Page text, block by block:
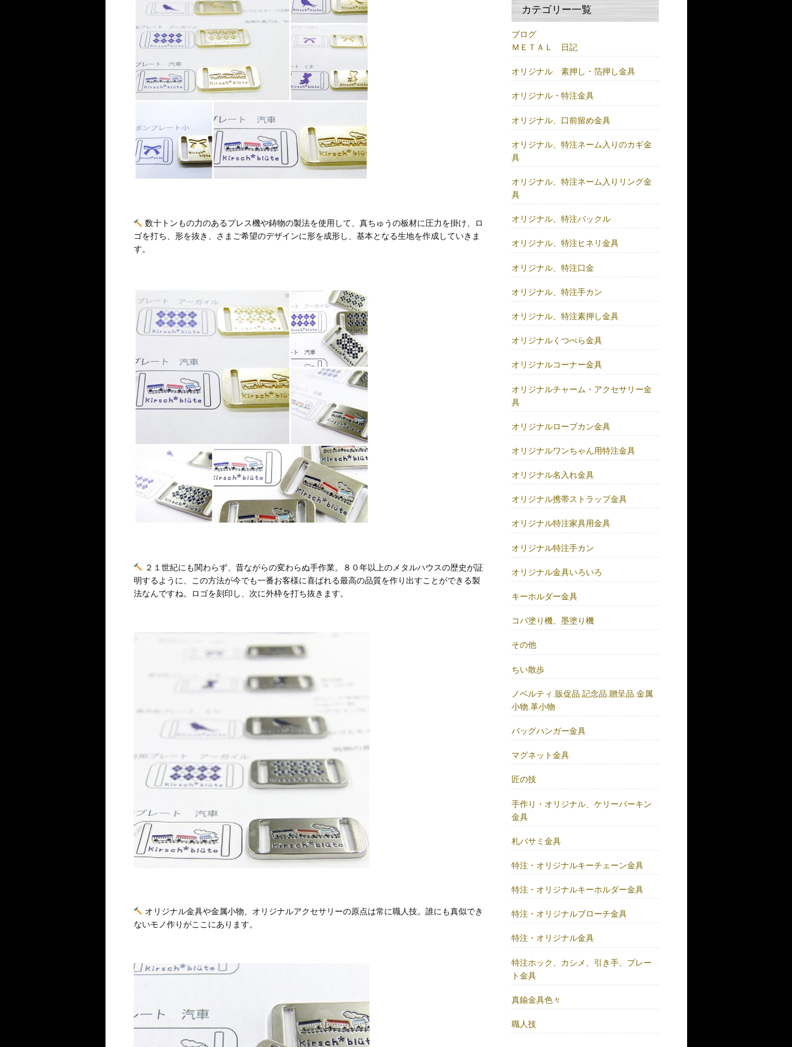
数十トンもの力のあるプレス機や鋳物の製法を使用して、真ちゅうの板材に圧力を掛け、ロ
ゴを打ち、形を抜き、さまご希望のデザインに形を成形し、基本となる生地を作成していきま
す。
２１世紀にも関わらず、昔ながらの変わらぬ手作業。８０年以上のメタルハウスの歴史が証
明するように、この方法が今でも一番お客様に喜ばれる最高の品質を作り出すことができる製
法なんですね。ロゴを刻印し、次に外枠を打ち抜きます。
オリジナル金具や金属小物、オリジナルアクセサリーの原点は常に職人技。誰にも真似でき
ないモノ作りがここにあります。
カテゴリー一覧
ブログ
ＭＥＴＡＬ 日記
オリジナル 素押し・箔押し金具
オリジナル・特注金具
オリジナル、口前留め金具
オリジナル、特注ネーム入りのカギ金
具
オリジナル、特注ネーム入りリング金
具
オリジナル、特注バックル
オリジナル、特注ヒネリ金具
オリジナル、特注口金
オリジナル、特注手カン
オリジナル、特注素押し金具
オリジナルくつべら金具
オリジナルコーナー金具
オリジナルチャーム・アクセサリー金
具
オリジナルロープカン金具
オリジナルワンちゃん用特注金具
オリジナル名入れ金具
オリジナル携帯ストラップ金具
オリジナル特注家具用金具
オリジナル特注手カン
オリジナル金具いろいろ
キーホルダー金具
コバ塗り機、墨塗り機
その他
ちい散歩
ノベルティ.販促品.記念品.贈呈品.金属
小物.革小物
バッグハンガー金具
マグネット金具
匠の技
手作り・オリジナル、ケリーバーキン
金具
札バサミ金具
特注・オリジナルキーチェーン金具
特注・オリジナルキーホルダー金具
特注・オリジナルブローチ金具
特注・オリジナル金具
特注ホック、カシメ、引き手、プレー
ト金具
真鍮金具色々
職人技